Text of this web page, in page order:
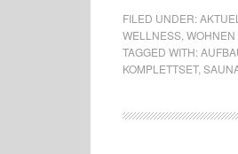
FILED UNDER:
WELLNESS WOHNEN
TAGGED WITH:
KOMPLETTSET,